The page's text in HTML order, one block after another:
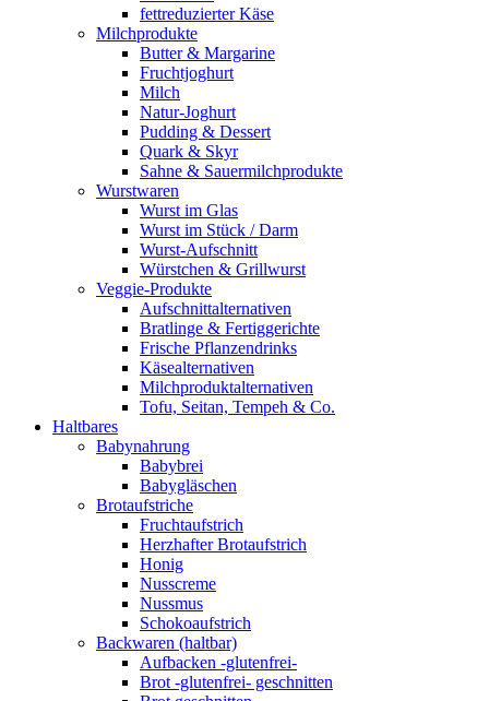
fettreduzierter Käse
Milchprodukte
Butter & Margarine
Fruchtjoghurt
Milch
Natur-Joghurt
Pudding & Dessert
Quark & Skyr
Sahne & Sauermilchprodukte
Wurstwaren
Wurst im Glas
Wurst im Stück / Darm
Wurst-Aufschnitt
Würstchen & Grillwurst
Veggie-Produkte
Aufschnittalternativen
Bratlinge & Fertiggerichte
Frische Pflanzendrinks
Käsealternativen
Milchproduktalternativen
Tofu, Seitan, Tempeh & Co.
Haltbares
Babynahrung
Babybrei
Babygläschen
Brotaufstriche
Fruchtaufstrich
Herzhafter Brotaufstrich
Honig
Nusscreme
Nussmus
Schokoaufstrich
Backwaren (haltbar)
Aufbacken -glutenfrei-
Brot -glutenfrei- geschnitten